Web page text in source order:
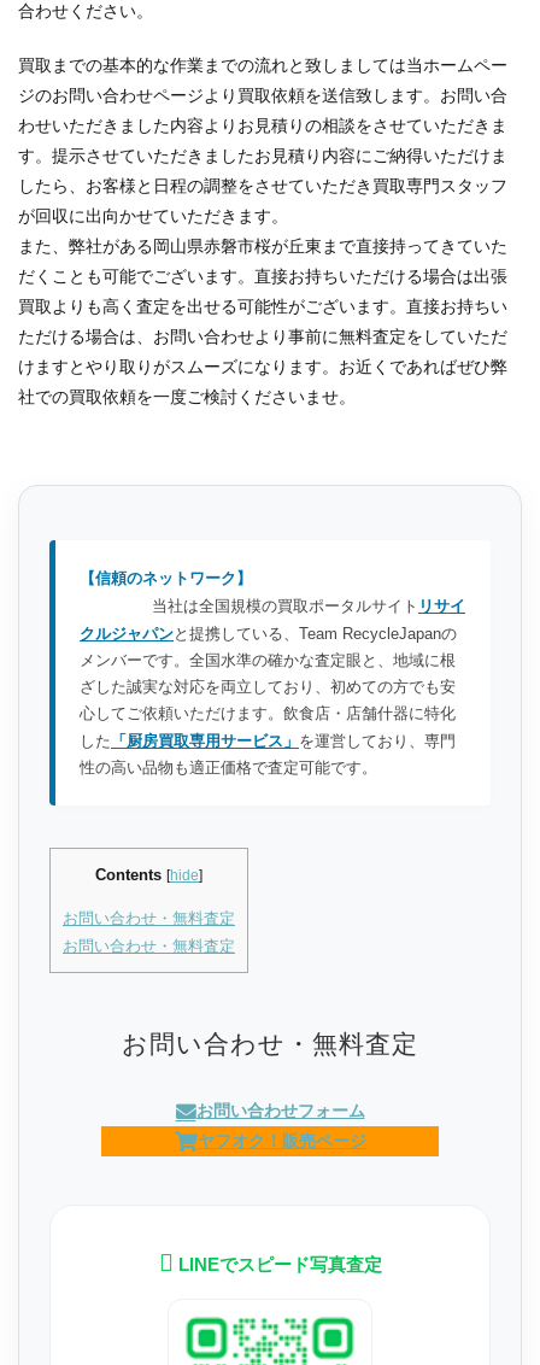
合わせください。
買取までの基本的な作業までの流れと致しましては当ホームペー
ジのお問い合わせページより買取依頼を送信致します。お問い合
わせいただきました内容よりお見積りの相談をさせていただきま
す。提示させていただきましたお見積り内容にご納得いただけま
したら、お客様と日程の調整をさせていただき買取専門スタッフ
が回収に出向かせていただきます。
また、弊社がある岡山県赤磐市桜が丘東まで直接持ってきていた
だくことも可能でございます。直接お持ちいただける場合は出張
買取よりも高く査定を出せる可能性がございます。直接お持ちい
ただける場合は、お問い合わせより事前に無料査定をしていただ
けますとやり取りがスムーズになります。お近くであればぜひ弊
社での買取依頼を一度ご検討くださいませ。
【信頼のネットワーク】
当社は全国規模の買取ポータルサイト リサイ
クルジャパンと提携している、Team RecycleJapanの
メンバーです。全国水準の確かな査定眼と、地域に根
ざした誠実な対応を両立しており、初めての方でも安
心してご依頼いただけます。飲食店・店舗什器に特化
した 「厨房買取専用サービス」 を運営しており、専門
性の高い品物も適正価格で査定可能です。
Contents [hide]
お問い合わせ・無料査定
お問い合わせ・無料査定
お問い合わせ・無料査定
お問い合わせフォーム
ヤフオク！販売ページ
LINEでスピード写真査定